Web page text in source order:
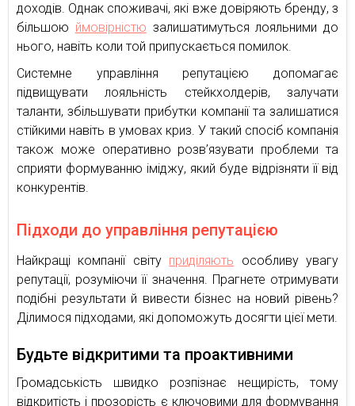
доходів. Однак споживачі, які вже довіряють бренду, з
більшою ймовірністю залишатимуться лояльними до
нього, навіть коли той припускається помилок.
Системне управління репутацією допомагає
підвищувати лояльність стейкхолдерів, залучати
таланти, збільшувати прибутки компанії та залишатися
стійкими навіть в умовах криз. У такий спосіб компанія
також може оперативно розв’язувати проблеми та
сприяти формуванню іміджу, який буде відрізняти її від
конкурентів.
Підходи до управління репутацією
Найкращі компанії світу приділяють особливу увагу
репутації, розуміючи її значення. Прагнете отримувати
подібні результати й вивести бізнес на новий рівень?
Ділимося підходами, які допоможуть досягти цієї мети.
Будьте відкритими та проактивними
Громадськість швидко розпізнає нещирість, тому
відкритість і прозорість є ключовими для формування